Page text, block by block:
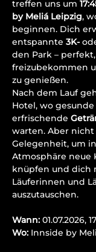
treffen uns um
by Meliá Leipzig,
beginnen. Dich
entspannte 3K-
den Park –
freizubekommen
zu genießen.
Nach dem Lauf
Hotel, wo gesunde
erfrischende
warten. Aber nicht
Gelegenheit, um
Atmosphäre neue
knüpfen und dich
Läuferinnen und
auszutauschen.
Wann: 01.07.2026,
Wo: Innside by